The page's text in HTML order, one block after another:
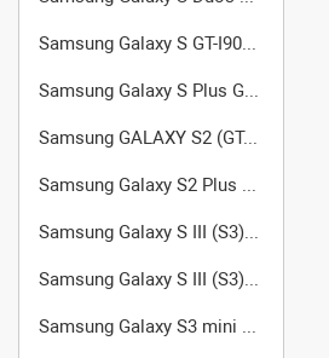
Samsung Galaxy S GT-I9000
Samsung Galaxy S Plus GT-I9001
Samsung GALAXY S2 (GT-I9100)
Samsung Galaxy S2 Plus GT-I9105
Samsung Galaxy S III (S3) GT-I9300
Samsung Galaxy S III (S3) GT-I9305 LTE
Samsung Galaxy S3 mini (GT-I8190)